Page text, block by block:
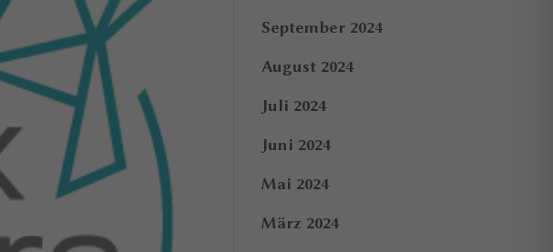
September 2024
August 2024
Juli 2024
Juni 2024
Mai 2024
März 2024